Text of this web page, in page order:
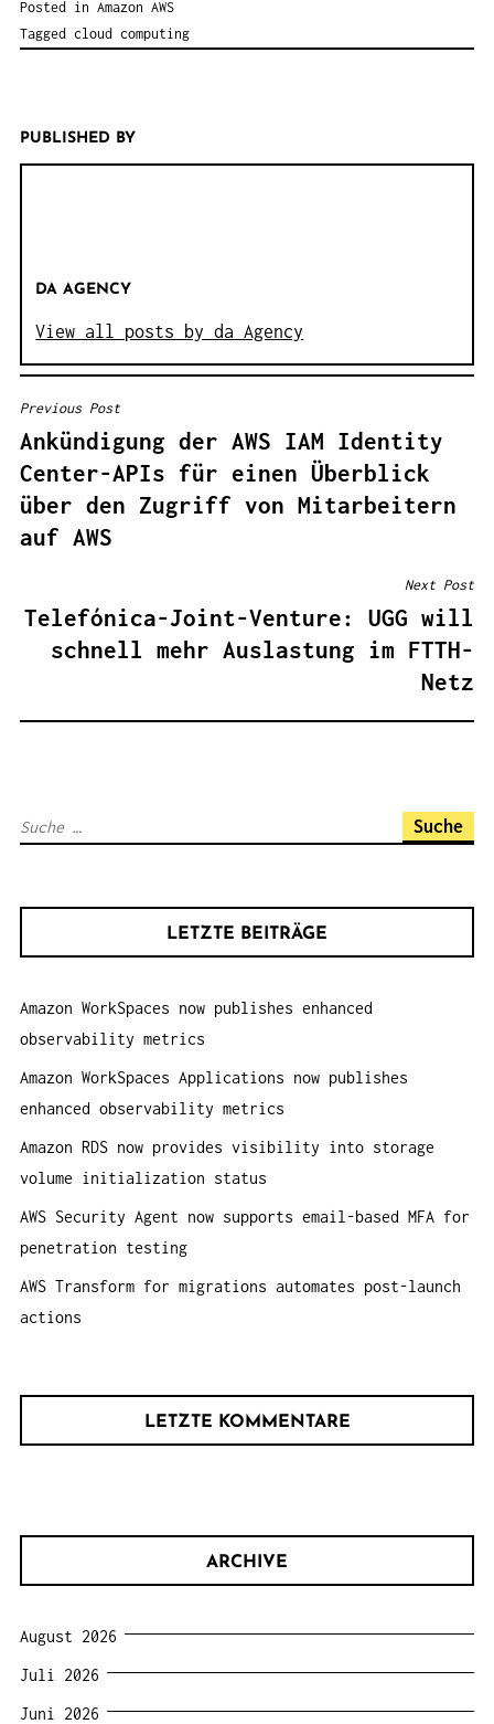
Posted in Amazon AWS
Tagged cloud computing
PUBLISHED BY
DA AGENCY
View all posts by da Agency
B
E
I
T
R
G
A
N
Previous Post
Ankündigung der AWS IAM Identity
Center-APIs für einen Überblick
über den Zugriff von Mitarbeitern
auf AWS
Next Post
Telefónica-Joint-Venture: UGG will
schnell mehr Auslastung im FTTH-
Netz
S
a
c
h
:
LETZTE BEITRÄGE
Amazon WorkSpaces now publishes enhanced
observability metrics
Amazon WorkSpaces Applications now publishes
enhanced observability metrics
Amazon RDS now provides visibility into storage
volume initialization status
AWS Security Agent now supports email-based MFA for
penetration testing
AWS Transform for migrations automates post-launch
actions
LETZTE KOMMENTARE
ARCHIVE
August 2026
Juli 2026
Juni 2026